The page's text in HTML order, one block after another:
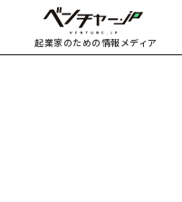
起業家のための情報メディア